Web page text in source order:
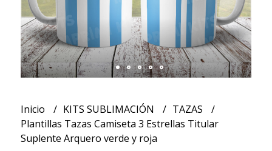
Inicio KITS SUBLIMACIÓN
TAZAS
Plantillas Tazas Camiseta 3 Estrellas Titular
Suplente Arquero verde y roja